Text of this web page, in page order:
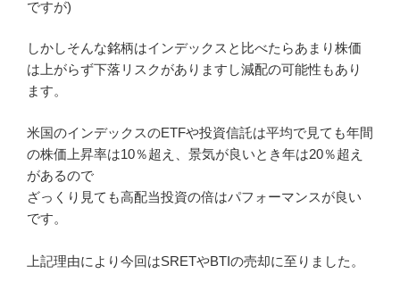
ですが)
しかしそんな銘柄はインデックスと比べたらあまり株価
は上がらず下落リスクがありますし減配の可能性もあり
ます。
米国のインデックスのETFや投資信託は平均で見ても年間
の株価上昇率は10％超え、景気が良いとき年は20％超え
があるので
ざっくり見ても高配当投資の倍はパフォーマンスが良い
です。
上記理由により今回はSRETやBTIの売却に至りました。